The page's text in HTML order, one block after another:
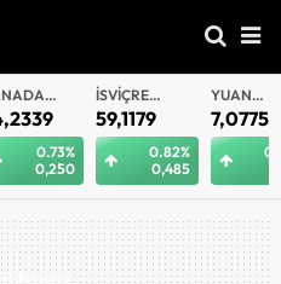
0.73%
0,250
İSVIÇRE
FRANKI
59,1179
0.82%
0,485
YUAN
7,0775